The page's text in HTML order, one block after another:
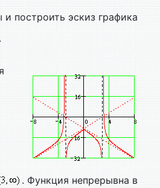
построить эскиз графика
.
. Функция непрерывна в